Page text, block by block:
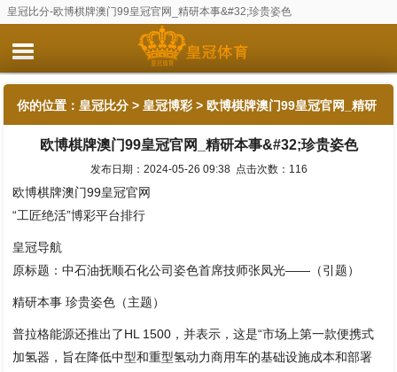
皇冠比分-欧博棋牌澳门99皇冠官网_精研本事&#32;珍贵姿色
你的位置： 皇冠比分 > 皇冠博彩 > 欧博棋牌澳门99皇冠官网_精研
本事&#32;珍贵姿色
欧博棋牌澳门99皇冠官网_精研本事&#32;珍贵姿色
发布日期：2024-05-26 09:38 点击次数：116
欧博棋牌澳门99皇冠官网
“工匠绝活”博彩平台排行
皇冠导航
原标题：中石油抚顺石化公司姿色首席技师张凤光——（引题）
精研本事 珍贵姿色（主题）
普拉格能源还推出了HL 1500，并表示，这是“市场上第一款便携式
加氢器，旨在降低中型和重型氢动力商用车的基础设施成本和部署